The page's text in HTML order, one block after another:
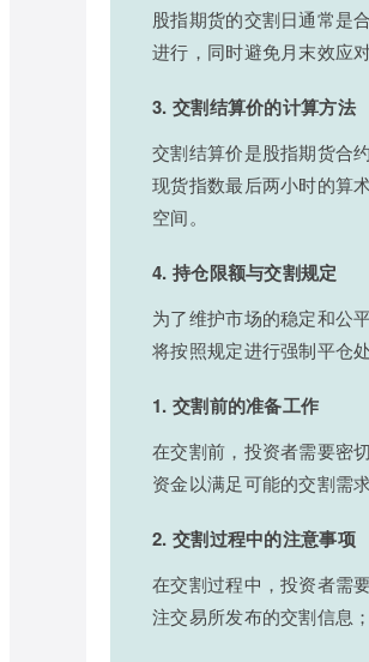
股指期货的交割日通常是
进行，同时避免月末效应
3. 交割结算价的计算方法
交割结算价是股指期货合
现货指数最后两小时的算
空间。
4. 持仓限额与交割规定
为了维护市场的稳定和公
将按照规定进行强制平仓
1. 交割前的准备工作
在交割前，投资者需要密
资金以满足可能的交割需求
2. 交割过程中的注意事项
在交割过程中，投资者需
注交易所发布的交割信息